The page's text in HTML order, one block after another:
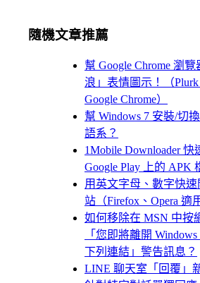
隨機文章推薦
幫 Google Chrome 瀏
浪」表情圖示！（Plurk
Google Chrome）
幫 Windows 7 安裝/切
語系？
1Mobile Downloader 快
Google Play 上的 APK
用英文字母、數字快速
站（Firefox、Opera 適
如何移除在 MSN 中按
「您即將離開
下列連結」警告訊息？
LINE 聊天室「回覆」